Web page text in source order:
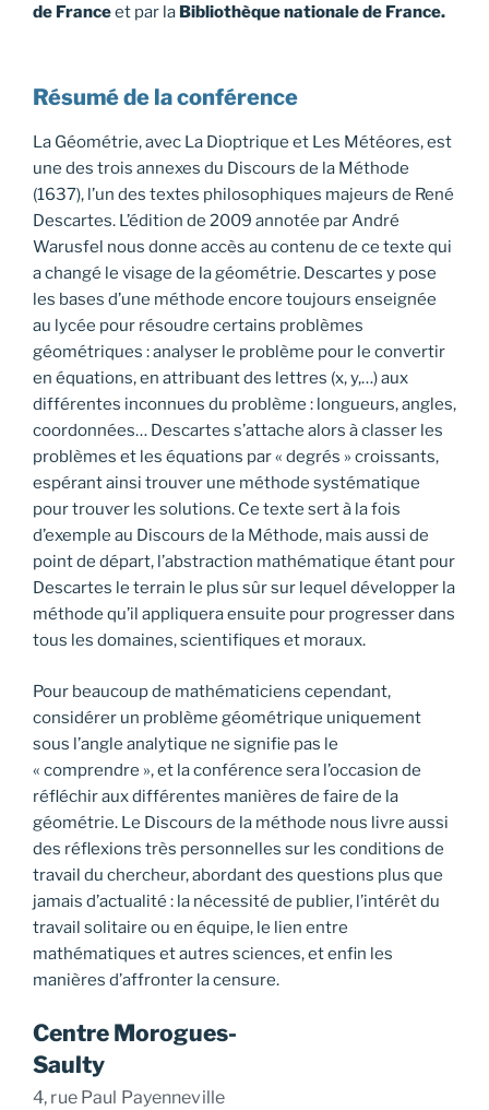
de Franceet par la Bibliothèque nationale de France.
Résumé de la conférence
La Géométrie, avec La Dioptrique et Les Météores, est
une des trois annexes du Discours de la Méthode
(1637), l’un des textes philosophiques majeurs de René
Descartes. L’édition de 2009 annotée par André
Warusfel nous donne accès au contenu de ce texte qui
a changé le visage de la géométrie. Descartes y pose
les bases d’une méthode encore toujours enseignée
au lycée pour résoudre certains problèmes
géométriques : analyser le problème pour le convertir
en équations, en attribuant des lettres (x, y,…) aux
différentes inconnues du problème : longueurs, angles,
coordonnées… Descartes s’attache alors à classer les
problèmes et les équations par « degrés » croissants,
espérant ainsi trouver une méthode systématique
pour trouver les solutions. Ce texte sert à la fois
d’exemple au Discours de la Méthode, mais aussi de
point de départ, l’abstraction mathématique étant pour
Descartes le terrain le plus sûr sur lequel développer la
méthode qu’il appliquera ensuite pour progresser dans
tous les domaines, scientifiques et moraux.
Pour beaucoup de mathématiciens cependant,
considérer un problème géométrique uniquement
sous l’angle analytique ne signifie pas le
« comprendre », et la conférence sera l’occasion de
réfléchir aux différentes manières de faire de la
géométrie. Le Discours de la méthode nous livre aussi
des réflexions très personnelles sur les conditions de
travail du chercheur, abordant des questions plus que
jamais d’actualité : la nécessité de publier, l’intérêt du
travail solitaire ou en équipe, le lien entre
mathématiques et autres sciences, et enfin les
manières d’affronter la censure.
Centre Morogues-
Saulty
4, rue Paul Payenneville